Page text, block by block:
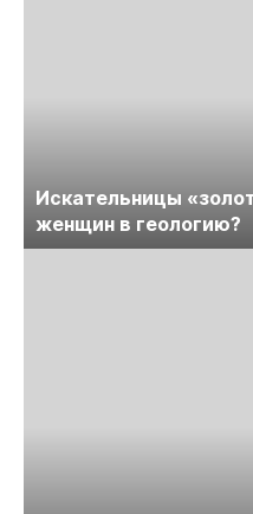
Искательницы
женщин в геологию?